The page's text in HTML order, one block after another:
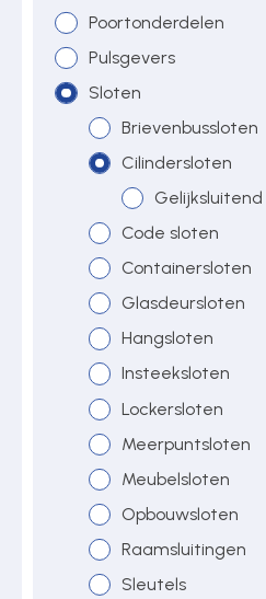
Poortonderdelen
Pulsgevers
Sloten
Brievenbussloten
Cilindersloten
Code sloten
Containersloten
Glasdeursloten
Hangsloten
Insteeksloten
Lockersloten
Meerpuntsloten
Meubelsloten
Opbouwsloten
Raamsluitingen
Sleutels